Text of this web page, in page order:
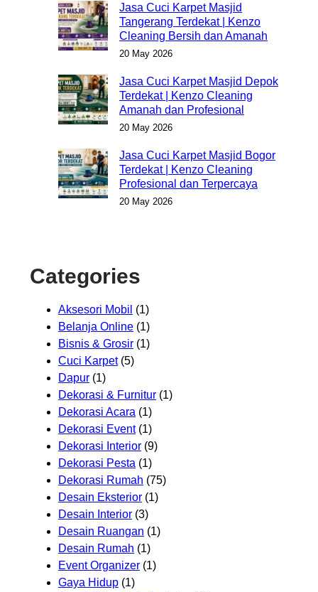
Jasa Cuci Karpet Masjid
Tangerang Terdekat | Kenzo
Cleaning Bersih dan Amanah
20 May 2026
Jasa Cuci Karpet Masjid Depok
Terdekat | Kenzo Cleaning
Amanah dan Profesional
20 May 2026
Jasa Cuci Karpet Masjid Bogor
Terdekat | Kenzo Cleaning
Profesional dan Terpercaya
20 May 2026
Categories
Aksesori Mobil (1)
Belanja Online (1)
Bisnis & Grosir (1)
Cuci Karpet(5)
Dapur (1)
Dekorasi & Furnitur (1)
Dekorasi Acara (1)
Dekorasi Event(1)
Dekorasi Interior (9)
Dekorasi Pesta (1)
Dekorasi Rumah (75)
Desain Eksterior (1)
Desain Interior (3)
Desain Ruangan (1)
Desain Rumah (1)
Event Organizer (1)
Gaya Hidup (1)